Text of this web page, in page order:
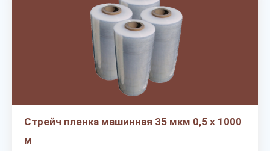
Стрейч пленка машинная 35 мкм 0,5 х 1000
м